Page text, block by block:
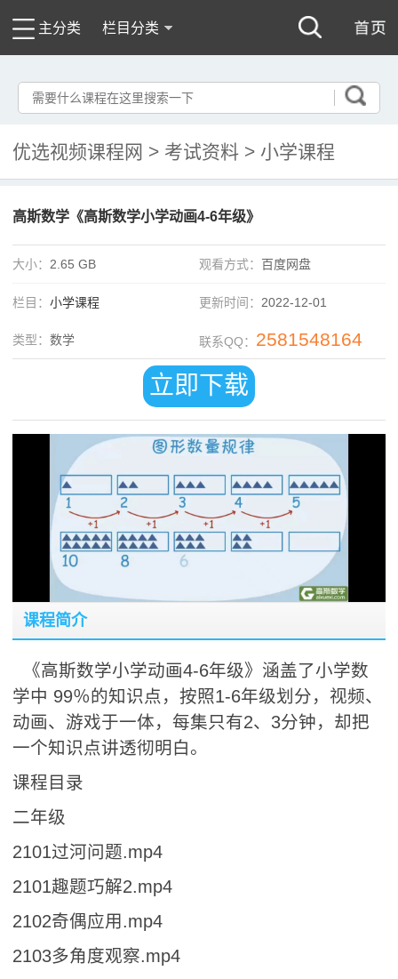
主分类 栏目分类
优选视频课程网 > 考试资料 > 小学课程
高斯数学《高斯数学小学动画4-6年级》
大小： 2.65 GB 观看方式： 百度网盘
栏目： 小学课程 更新时间： 2022-12-01
类型： 数学 联系QQ： 2581548164
立即下载
课程简介
《高斯数学小学动画4-6年级》涵盖了小学数
学中 99％的知识点，按照1-6年级划分，视频、
动画、游戏于一体，每集只有2、3分钟，却把
一个知识点讲透彻明白。
课程目录
二年级
2101过河问题.mp4
2101趣题巧解2.mp4
2102奇偶应用.mp4
2103多角度观察.mp4